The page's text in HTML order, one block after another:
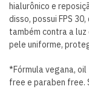
hialurônico e
disso, possui FPS
também contra a
pele uniforme,
*Fórmula vegana,
free e paraben free.